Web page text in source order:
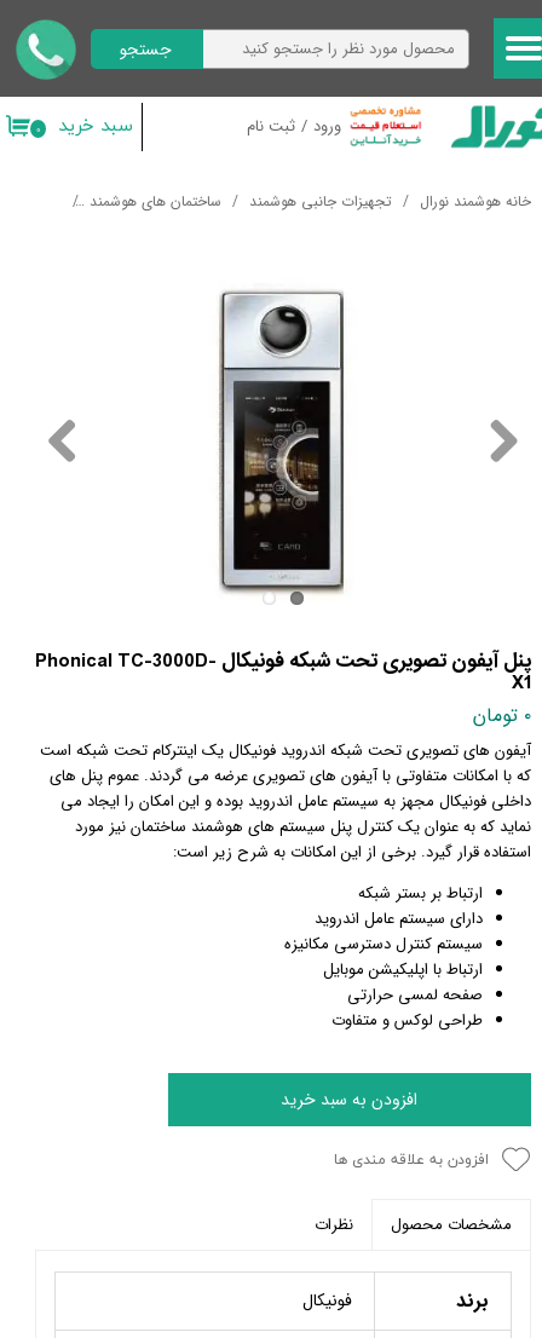
ورود / ثبت نام
حساب کاربری من
تغییر گذر واژه
خروج از حساب کاربری
جستجو
۰ سبد خرید
خانه هوشمند نورال تجهیزات جانبی هوشمند ساختمان های هوشمند
پنل آیفون تصویری تحت شبکه فونیکال Phonical TC-3000D-
X1
۰ تومان
آیفون های تصویری تحت شبکه اندروید فونیکال یک اینترکام تحت شبکه است
که با امکانات متفاوتی با آیفون های تصویری عرضه می گردند. عموم پنل های
داخلی فونیکال مجهز به سیستم عامل اندروید بوده و این امکان را ایجاد می
نماید که به عنوان یک کنترل پنل سیستم های هوشمند ساختمان نیز مورد
استفاده قرار گیرد. برخی از این امکانات به شرح زیر است:
ارتباط بر بستر شبکه
دارای سیستم عامل اندروید
سیستم کنترل دسترسی مکانیزه
ارتباط با اپلیکیشن موبایل
صفحه لمسی حرارتی
طراحی لوکس و متفاوت
افزودن به سبد خرید
افزودن به علاقه مندی ها
مشخصات محصول نظرات
برند فونیکال